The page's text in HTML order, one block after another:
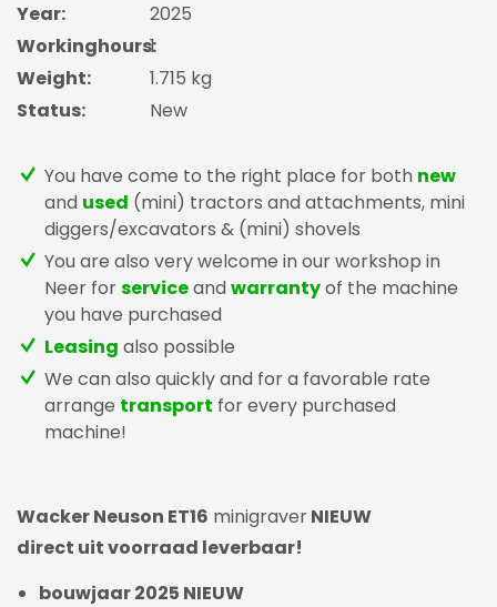
Year:
2025
Workinghours:
1
Weight:
1.715 kg
Status:
New
You have come to the right place for both new
and used (mini) tractors and attachments, mini
diggers/excavators & (mini) shovels
You are also very welcome in our workshop in
Neer forserviceand warrantyof the machine
you have purchased
Leasing also possible
We can also quickly and for a favorable rate
arrange transport for every purchased
machine!
Wacker Neuson ET16 minigraverNIEUW
direct uit voorraad leverbaar!
bouwjaar 2025 NIEUW